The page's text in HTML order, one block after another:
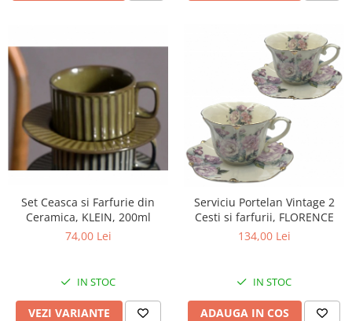
Set Ceasca si Farfurie din
Ceramica, KLEIN, 200ml
74,00 Lei
IN STOC
VEZI VARIANTE
Serviciu Portelan Vintage 2
Cesti si farfurii, FLORENCE
134,00 Lei
IN STOC
ADAUGA IN COS